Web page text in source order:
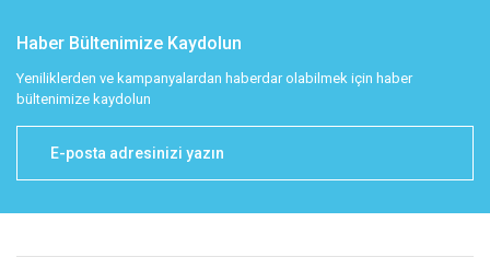
Haber Bültenimize Kaydolun
Yeniliklerden ve kampanyalardan haberdar olabilmek için haber
bültenimize kaydolun